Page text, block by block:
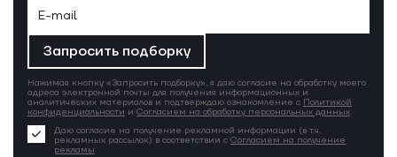
Запросить подборку
Нажимая кнопку «Запросить подборку», я даю согласие на обработку моего
адреса электронной почты для получения информационных и
аналитических материалов и подтверждаю ознакомление с Политикой
конфиденциальности и Согласием на обработку персональных данных.
Даю согласие на получение рекламной информации (в т.ч.
рекламных рассылок) в соответствии с Согласием на получение
рекламы